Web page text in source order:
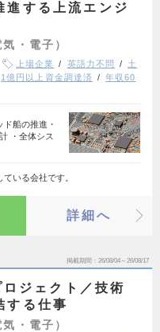
する上流エンジ
・電子）
上場企業 英語力不問
土
1億円以上資金調達済
年収60
船の推進・
・全体シス
いる会社です。
詳細へ
掲載期間 26/08/04～26/08/17
ジェクト／技術
する仕事
・電子）